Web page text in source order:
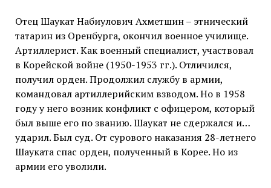
Отец Шаукат Набиулович Ахметшин – этнический
татарин из Оренбурга, окончил военное училище.
Артиллерист. Как военный специалист, участвовал
в Корейской войне (1950-1953 гг.). Отличился,
получил орден. Продолжил службу в армии,
командовал артиллерийским взводом. Но в 1958
году у него возник конфликт с офицером, который
был выше его по званию. Шаукат не сдержался и…
ударил. Был суд. От сурового наказания 28-летнего
Шауката спас орден, полученный в Корее. Но из
армии его уволили.